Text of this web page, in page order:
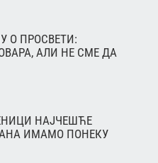
О ПРОСВЕТИ:
АЛИ НЕ СМЕ ДА
НАЈЧЕШЋЕ
ИМАМО ПОНЕКУ